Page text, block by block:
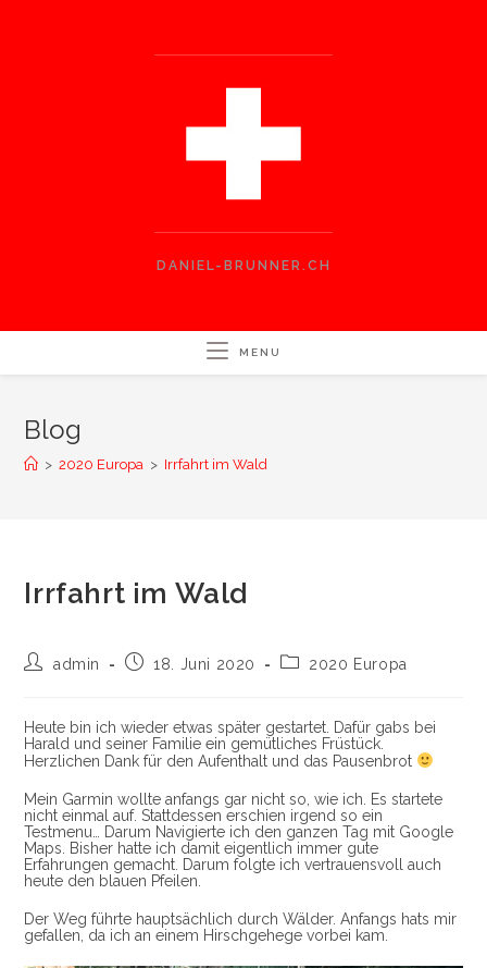
DANIEL-BRUNNER.CH
MENU
Blog
> 2020 Europa > Irrfahrt im Wald
Irrfahrt im Wald
Postadmin
Post18. Juni 2020
Post2020 Europa
Heute bin ich wieder etwas später gestartet. Dafür gabs bei
Harald und seiner Familie ein gemütliches Früstück.
Herzlichen Dank für den Aufenthalt und das Pausenbrot
Mein Garmin wollte anfangs gar nicht so, wie ich. Es startete
nicht einmal auf. Stattdessen erschien irgend so ein
Testmenu… Darum Navigierte ich den ganzen Tag mit Google
Maps. Bisher hatte ich damit eigentlich immer gute
Erfahrungen gemacht. Darum folgte ich vertrauensvoll auch
heute den blauen Pfeilen.
Der Weg führte hauptsächlich durch Wälder. Anfangs hats mir
gefallen, da ich an einem Hirschgehege vorbei kam.